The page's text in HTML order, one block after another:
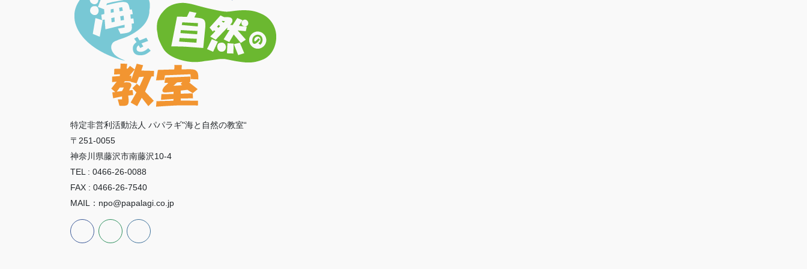
特定非営利活動法人 パパラギ"海と自然の教室“
〒251-0055
神奈川県藤沢市南藤沢10-4
TEL : 0466-26-0088
FAX : 0466-26-7540
MAIL：npo@papalagi.co.jp